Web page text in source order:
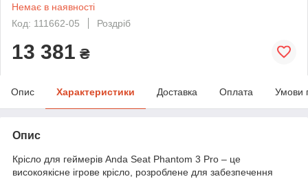
Немає в наявності
Код: 111662-05
Роздріб
13 381 ₴
Опис Характеристики Доставка Оплата Умови
Опис
Крісло для геймерів Anda Seat Phantom 3 Pro – це
високоякісне ігрове крісло, розроблене для забезпечення